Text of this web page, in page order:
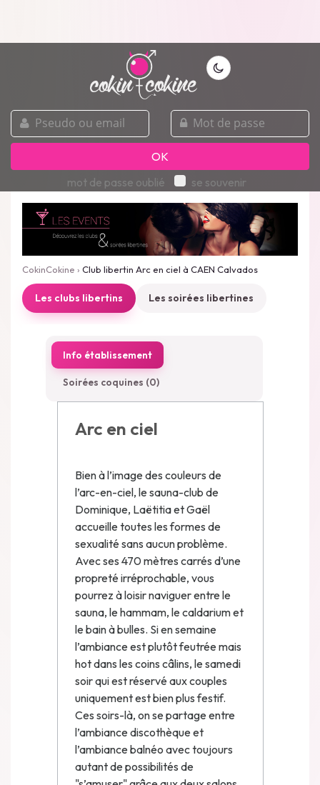
pseudo
ou
email
mot
de
passe
OK
mot de passe oublié
se souvenir
CokinCokine › Club libertin Arc en ciel à CAEN Calvados
Les clubs libertins Les soirées libertines
Info établissement
Soirées coquines (0)
Arc en ciel
Bien à l’image des couleurs de
l’arc-en-ciel, le sauna-club de
Dominique, Laëtitia et Gaël
accueille toutes les formes de
sexualité sans aucun problème.
Avec ses 470 mètres carrés d’une
propreté irréprochable, vous
pourrez à loisir naviguer entre le
sauna, le hammam, le caldarium et
le bain à bulles. Si en semaine
l’ambiance est plutôt feutrée mais
hot dans les coins câlins, le samedi
soir qui est réservé aux couples
uniquement est bien plus festif.
Ces soirs-là, on se partage entre
l’ambiance discothèque et
l’ambiance balnéo avec toujours
autant de possibilités de